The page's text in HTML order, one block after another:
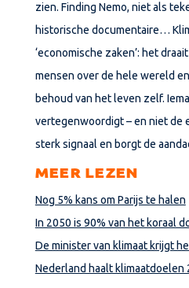
zien. Finding Nemo, niet als
historische documentaire…
‘economische zaken’: het
mensen over de hele wereld
behoud van het leven zelf.
vertegenwoordigt – en niet de
sterk signaal en borgt de
MEER LEZEN
Nog 5% kans om Parijs te halen
In 2050 is 90% van het koraal
De minister van klimaat krijgt
Nederland haalt klimaatdoelen